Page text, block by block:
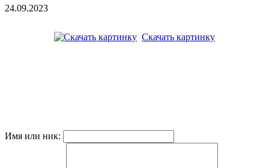
24.09.2023
Скачать картинку
Имя или ник: